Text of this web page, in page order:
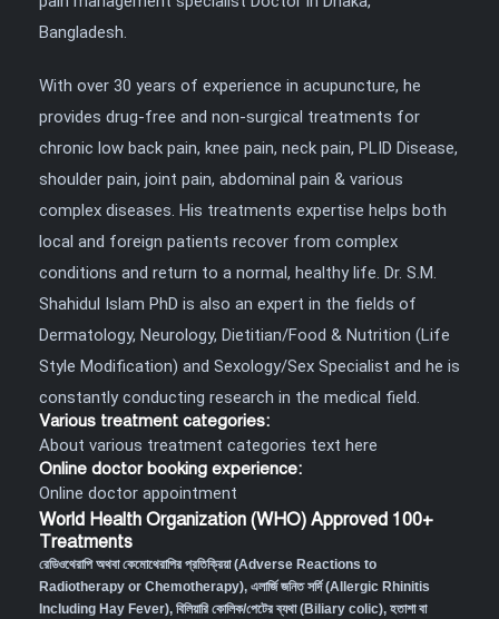
Bangladesh.
With over 30 years of experience in acupuncture, he
provides drug-free and non-surgical treatments for
chronic low back pain, knee pain, neck pain, PLID Disease,
shoulder pain, joint pain, abdominal pain & various
complex diseases. His treatments expertise helps both
local and foreign patients recover from complex
conditions and return to a normal, healthy life. Dr. S.M.
Shahidul Islam PhD is also an expert in the fields of
Dermatology, Neurology, Dietitian/Food & Nutrition (Life
Style Modification) and Sexology/Sex Specialist and he is
constantly conducting research in the medical field.
Various treatment categories:
About various treatment categories text here
Online doctor booking experience:
Online doctor appointment
World Health Organization (WHO) Approved 100+
Treatments
রেডিওথেরাপি অথবা কেমোথেরাপির প্রতিক্রিয়া (Adverse Reactions to
Radiotherapy or Chemotherapy), এলার্জি জনিত সর্দি (Allergic Rhinitis
Including Hay Fever), বিলিয়ারি কোলিক/পেটের ব্যথা (Biliary colic), হতাশা বা